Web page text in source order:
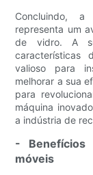
Concluindo,
representa um
de vidro. A
características
valioso para
melhorar a sua
para
máquina
a indústria de
-
móveis